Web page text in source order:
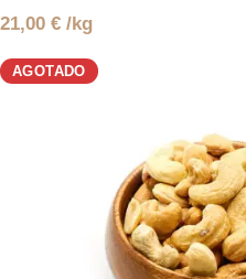
21,00 € /kg
AGOTADO